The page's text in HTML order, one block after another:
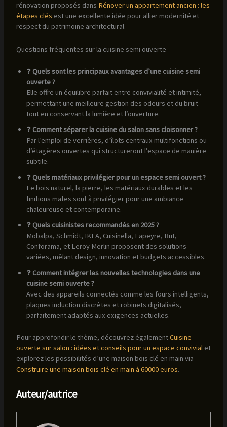
rénovation proposés dans Rénover un appartement ancien : les
étapes clés est une excellente idée pour allier modernité et
respect du patrimoine architectural.
Questions fréquentes sur la cuisine semi ouverte
❓ Quels sont les principaux avantages d’une cuisine semi
ouverte ?
Elle offre un équilibre parfait entre convivialité et intimité,
permettant une meilleure gestion des odeurs et du bruit
tout en conservant la lumière et l’ouverture.
❓ Comment séparer la cuisine du salon sans cloisonner ?
Par l’emploi de verrières, d’îlots centraux multifonctions ou
d’étagères ouvertes qui structureront l’espace de manière
subtile.
❓ Quels matériaux privilégier pour un espace semi ouvert ?
Le bois naturel, la pierre, les matériaux durables et les
finitions mates sont à privilégier pour une ambiance
chaleureuse et contemporaine.
❓ Quels cuisinistes recommandés en 2025 ?
Mobalpa, Schmidt, IKEA, Cuisinella, Lapeyre, But,
Conforama, et Leroy Merlin proposent des solutions
variées, mêlant design, innovation et budgets accessibles.
❓ Comment intégrer les nouvelles technologies dans une
cuisine semi ouverte ?
Avec des appareils connectés comme les fours intelligents,
plaques induction discrètes et robinets digitalisés,
parfaitement adaptés aux exigences actuelles.
Pour approfondir le thème, découvrez égalementCuisine
ouverte sur salon : idées et conseils pour un espace convivial et
explorez les possibilités d’une maison bois clé en main via
Construire une maison bois clé en main à 60000 euros.
Auteur/autrice